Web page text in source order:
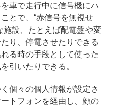
車で走行中に信号機にハ
とで、“赤信号を無視せ
施設、たとえば配電盤や変
り、停電させたりできる
る時の手段として使った
引いたりできる。
個々の個人情報が設定さ
トフォンを経由し、顔の